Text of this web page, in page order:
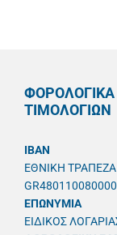
ΦΟΡΟΛΟΓΙΚΑ
ΤΙΜΟΛΟΓΙΩΝ
IBAN
ΕΘΝΙΚΗ
ΕΠΩΝΥΜΙΑ
ΕΙΔΙΚΟΣ